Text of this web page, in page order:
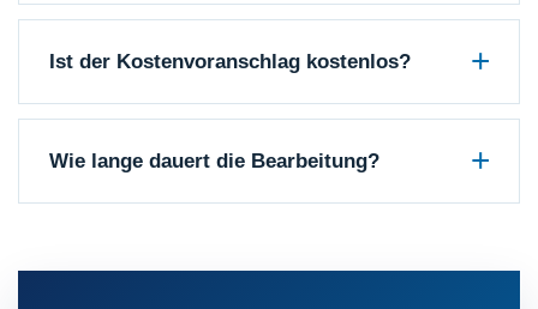
Ist der Kostenvoranschlag kostenlos?
Wie lange dauert die Bearbeitung?